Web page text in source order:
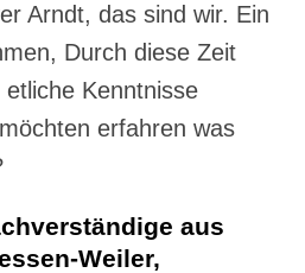
Arndt, das sind wir. Ein
Durch diese Zeit
Kenntnisse
erfahren was
aus
Weiler,